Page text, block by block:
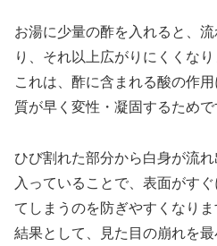
お湯に少量の酢を入れると、
り、それ以上広がりにくくなり
これは、酢に含まれる酸の作
質が早く変性・凝固するためで
ひび割れた部分から白身が流
入っていることで、表面がす
てしまうのを防ぎやすくなりま
結果として、見た目の崩れを